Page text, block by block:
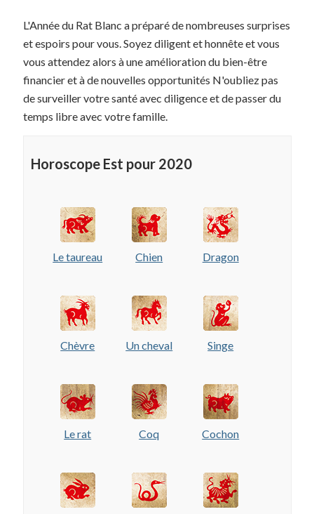
L'Année du Rat Blanc a préparé de nombreuses surprises
et espoirs pour vous. Soyez diligent et honnête et vous
vous attendez alors à une amélioration du bien-être
financier et à de nouvelles opportunités N'oubliez pas
de surveiller votre santé avec diligence et de passer du
temps libre avec votre famille.
Horoscope Est pour 2020
Le taureau Chien Dragon
Chèvre Un cheval Singe
Le rat Coq Cochon